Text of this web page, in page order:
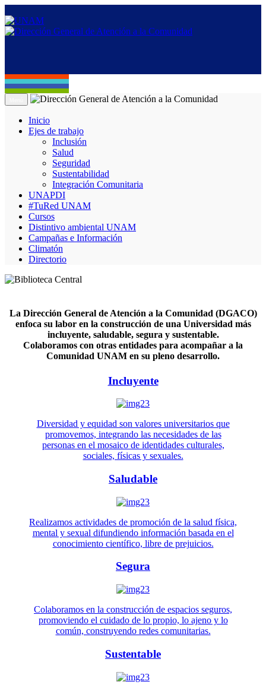
Inicio
Ejes de trabajo
Inclusión
Salud
Seguridad
Sustentabilidad
Integración Comunitaria
UNAPDI
#TuRed UNAM
Cursos
Distintivo ambiental UNAM
Campañas e Información
Climatón
Directorio
La Dirección General de Atención a la Comunidad (DGACO)
enfoca su labor en la construcción de una Universidad más
incluyente, saludable, segura y sustentable.
Colaboramos con otras entidades para acompañar a la
Comunidad UNAM en su pleno desarrollo.
Incluyente
Diversidad y equidad son valores universitarios que
promovemos, integrando las necesidades de las
personas en el mosaico de identidades culturales,
sociales, físicas y sexuales.
Saludable
Realizamos actividades de promoción de la salud física,
mental y sexual difundiendo información basada en el
conocimiento científico, libre de prejuicios.
Segura
Colaboramos en la construcción de espacios seguros,
promoviendo el cuidado de lo propio, lo ajeno y lo
común, construyendo redes comunitarias.
Sustentable